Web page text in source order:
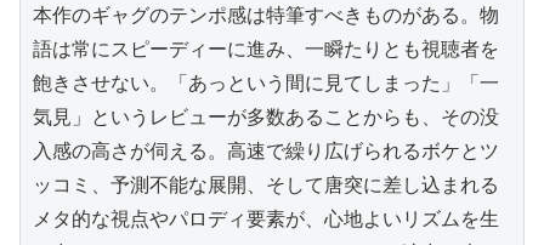
本作のギャグのテンポ感は特筆すべきものがある。物
語は常にスピーディーに進み、一瞬たりとも視聴者を
飽きさせない。「あっという間に見てしまった」「一
気見」というレビューが多数あることからも、その没
入感の高さが伺える。高速で繰り広げられるボケとツ
ッコミ、予測不能な展開、そして唐突に差し込まれる
メタ的な視点やパロディ要素が、心地よいリズムを生